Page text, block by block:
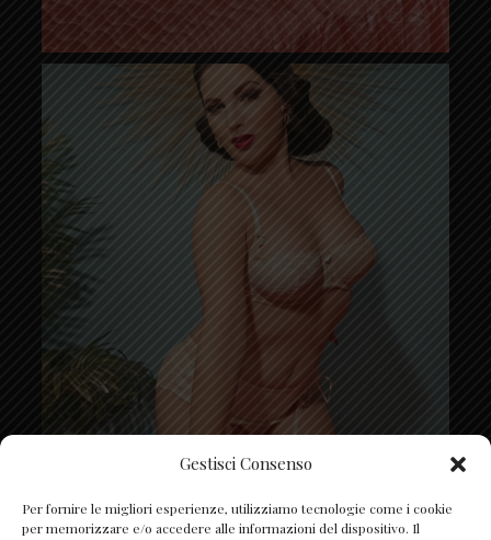
Gestisci Consenso
Per fornire le migliori esperienze, utilizziamo tecnologie come i cookie
per memorizzare e/o accedere alle informazioni del dispositivo. Il
Segui su Instagram